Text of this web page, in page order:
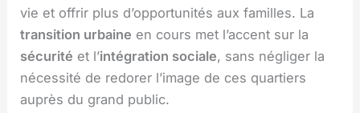
vie et offrir plus d’opportunités aux familles. La
transition urbaine en cours met l’accent sur la
sécurité et l’intégration sociale, sans négliger la
nécessité de redorer l’image de ces quartiers
auprès du grand public.